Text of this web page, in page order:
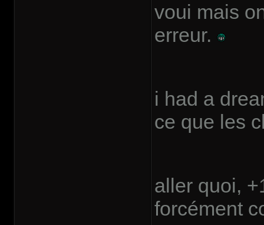
voui mais
erreur.
i had a
ce que les
aller quoi,
forcément